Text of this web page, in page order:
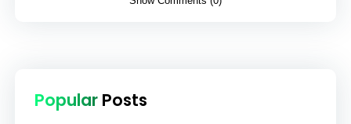
Popular Posts